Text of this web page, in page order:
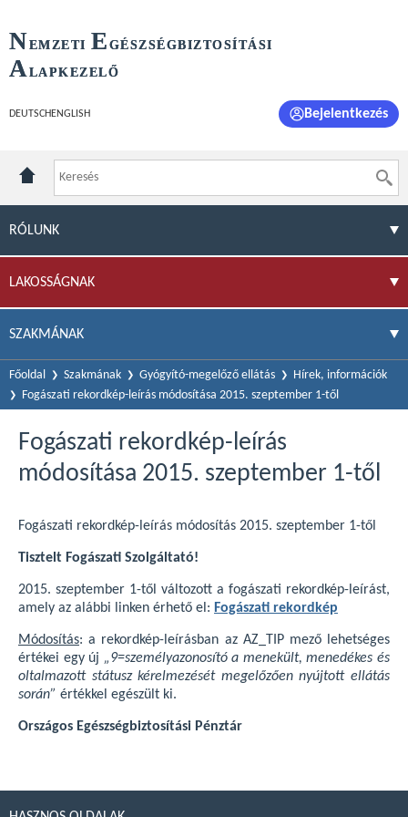
NEMZETI E GÉSZSÉGBIZTOSÍTÁSI
ALAPKEZELŐ
DEUTSCH ENGLISH Bejelentkezés
RÓLUNK
LAKOSSÁGNAK
SZAKMÁNAK
Főoldal Szakmának Gyógyító-megelőző ellátás
Hírek, információk
Fogászati rekordkép-leírás módosítása 2015. szeptember 1-től
Fogászati rekordkép-leírás
módosítása 2015. szeptember 1-től
Fogászati rekordkép-leírás módosítás 2015. szeptember 1-től
Tisztelt Fogászati Szolgáltató!
2015. szeptember 1-től változott a fogászati rekordkép-leírást,
amely az alábbi linken érhető el: Fogászati rekordkép
Módosítás: a rekordkép-leírásban az AZ_TIP mező lehetséges
értékei egy új „9=személyazonosító a menekült, menedékes és
oltalmazott státusz kérelmezését megelőzően nyújtott ellátás
során” értékkel egészült ki.
Országos Egészségbiztosítási Pénztár